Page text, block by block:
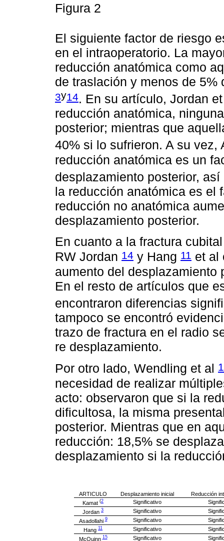
Figura 2
El siguiente factor de riesgo
en el intraoperatorio. La
reducción anatómica como
de traslación y menos de
3y14. En su artículo, Jordan
reducción anatómica,
posterior; mientras que
40% si lo sufrieron. A su
reducción anatómica es un
desplazamiento posterior,
la reducción anatómica es el
reducción no anatómica
desplazamiento posterior.
En cuanto a la fractura
RW Jordan 14 y Hang 11 et al
aumento del desplazamiento
En el resto de artículos que
encontraron diferencias
tampoco se encontró
trazo de fractura en el radio
re desplazamiento.
Por otro lado, Wendling et al
necesidad de realizar
acto: observaron que si la
dificultosa, la misma
posterior. Mientras que en
reducción: 18,5% se
desplazamiento si la
ARTICULO Desplazamiento inicial
Reducción
Kamat (2 Significativo
Jordan 3 Significativo
Asadollahi9 Significativo
Hang 11 Significativo
McQuinn15 Significativo